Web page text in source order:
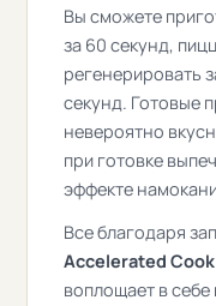
Вы сможете
за 60 секунд,
регенерировать
секунд. Готовые
невероятно
при готовке
эффекте
Все благодаря
Accelerated
воплощает в себе